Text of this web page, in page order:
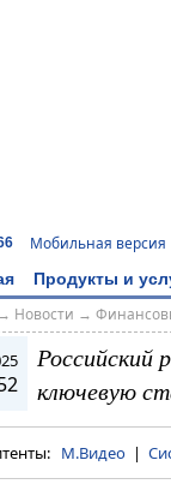
Мобильная версия
Продукты и
Новости →
Российский
ключевую
М.Видео |